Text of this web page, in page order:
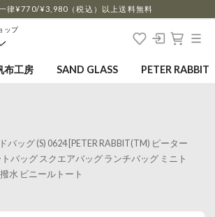
律¥770/¥3,980（税込）以上送料無料
ップ
布工房 SAND GLASS PETER RABBIT
バッグ (S) 0624 [PETER RABBIT(TM) ピーター
バッグ スクエアバッグ ランチバッグ ミニト
水 ビニールトート